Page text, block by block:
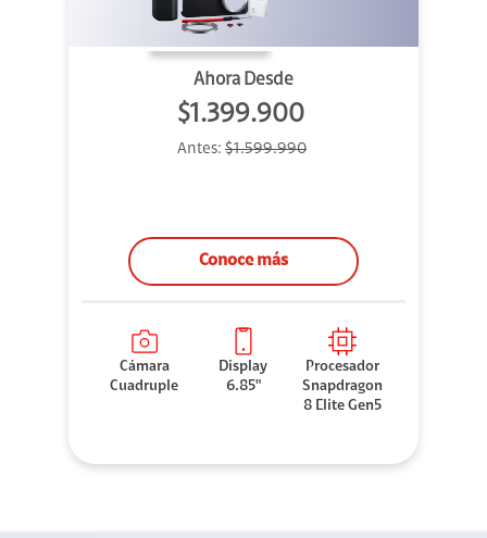
Ahora Desde
$1.399.900
Antes: $1.599.990
Conoce más
Cámara
Cuadruple
Display
6.85"
Procesador
Snapdragon
8 Elite Gen5